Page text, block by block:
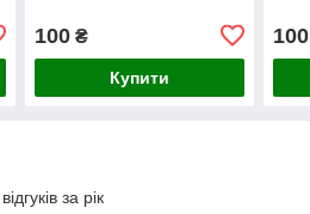
100₴
Купити
100
за рік